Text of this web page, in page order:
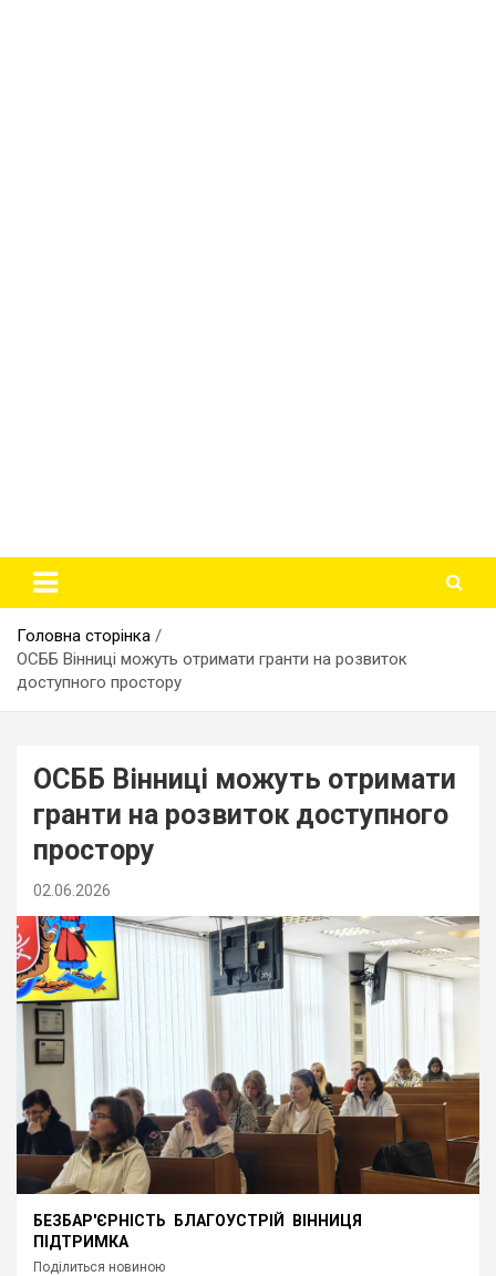
Головна сторінка
ОСББ Вінниці можуть отримати гранти на розвиток
доступного простору
ОСББ Вінниці можуть отримати
гранти на розвиток доступного
простору
02.06.2026
БЕЗБАР'ЄРНІСТЬ БЛАГОУСТРІЙ
ВІННИЦЯ
ПІДТРИМКА
Поділиться новиною